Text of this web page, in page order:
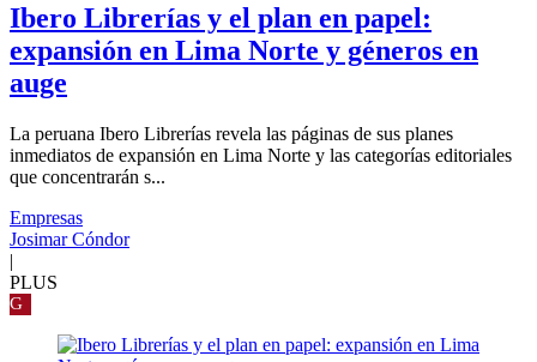
Ibero Librerías y el plan en papel:
expansión en Lima Norte y géneros en
auge
La peruana Ibero Librerías revela las páginas de sus planes
inmediatos de expansión en Lima Norte y las categorías editoriales
que concentrarán s...
Empresas
Josimar Cóndor
|
PLUS
G